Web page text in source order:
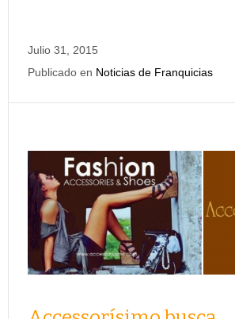
Julio 31, 2015
Publicado en Noticias de Franquicias